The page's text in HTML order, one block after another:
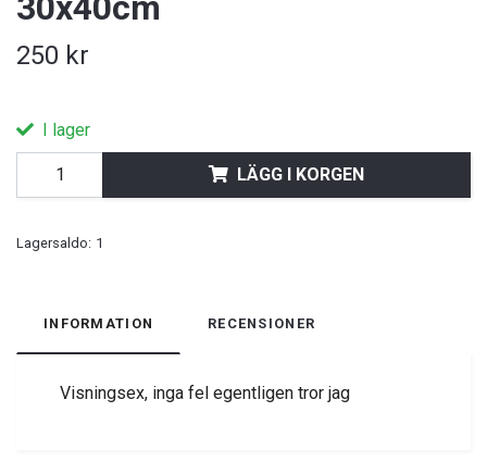
250 kr
I lager
LÄGG I KORGEN
Lagersaldo: 1
INFORMATION RECENSIONER
Visningsex, inga fel egentligen tror jag